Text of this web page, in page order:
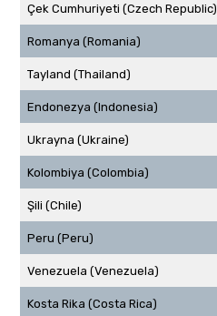
Çek Cumhuriyeti (Czech Republic)
Romanya (Romania)
Tayland (Thailand)
Endonezya (Indonesia)
Ukrayna (Ukraine)
Kolombiya (Colombia)
Şili (Chile)
Peru (Peru)
Venezuela (Venezuela)
Kosta Rika (Costa Rica)